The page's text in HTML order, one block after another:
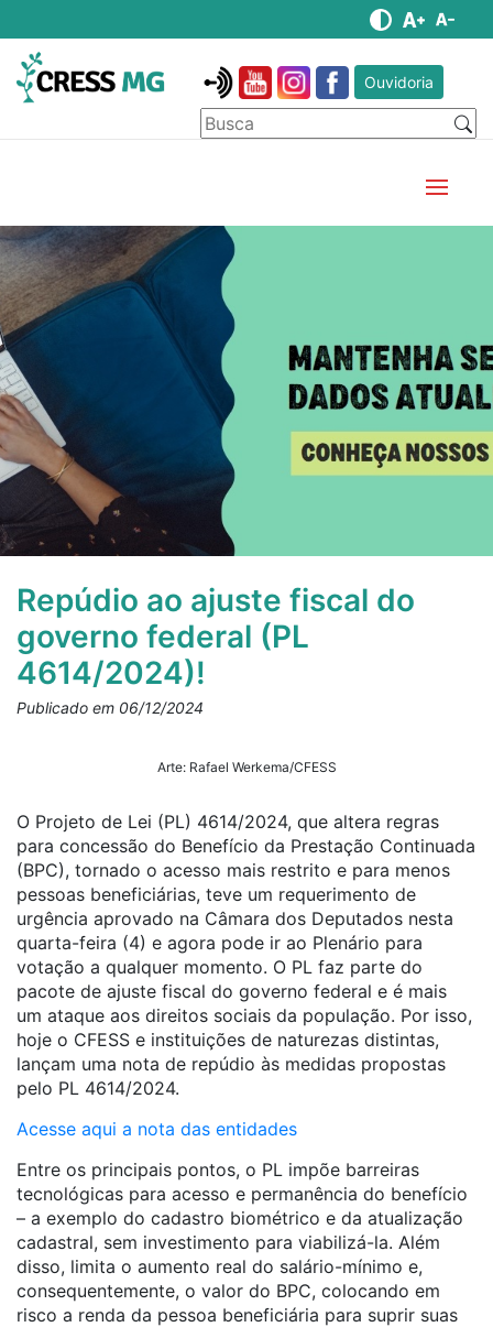
Ouvidoria
Repúdio ao ajuste fiscal do
governo federal (PL
4614/2024)!
Publicado em 06/12/2024
Arte: Rafael Werkema/CFESS
O Projeto de Lei (PL) 4614/2024, que altera regras
para concessão do Benefício da Prestação Continuada
(BPC), tornado o acesso mais restrito e para menos
pessoas beneficiárias, teve um requerimento de
urgência aprovado na Câmara dos Deputados nesta
quarta-feira (4) e agora pode ir ao Plenário para
votação a qualquer momento. O PL faz parte do
pacote de ajuste fiscal do governo federal e é mais
um ataque aos direitos sociais da população. Por isso,
hoje o CFESS e instituições de naturezas distintas,
lançam uma nota de repúdio às medidas propostas
pelo PL 4614/2024.
Acesse aqui a nota das entidades
Entre os principais pontos, o PL impõe barreiras
tecnológicas para acesso e permanência do benefício
– a exemplo do cadastro biométrico e da atualização
cadastral, sem investimento para viabilizá-la. Além
disso, limita o aumento real do salário-mínimo e,
consequentemente, o valor do BPC, colocando em
risco a renda da pessoa beneficiária para suprir suas